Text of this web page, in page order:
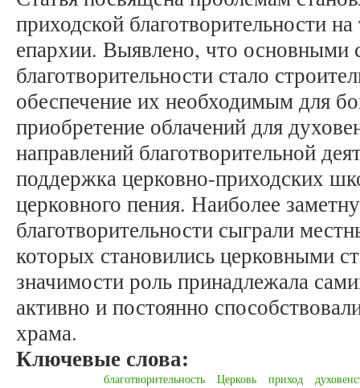
приходской благотворительности
епархии. Выявлено, что основными
благотворительности стало
обеспечение их необходимым для
приобретение облачений для
направлений благотворительной
поддержка церковно-приходских
церковного пения. Наиболее
благотворительности сыграли
которых становились церковными
значимости роль принадлежала
активно и постоянно
храма.
Ключевые слова:
благотворительность Церковь приход